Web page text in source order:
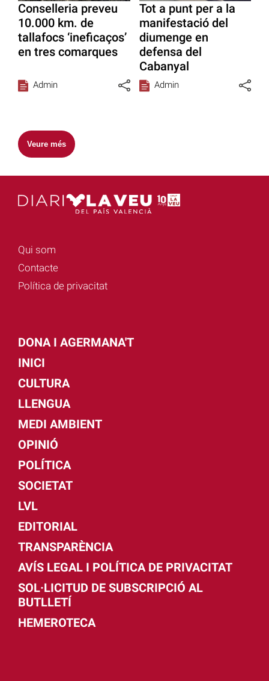
Conselleria preveu
10.000 km. de
tallafocs ‘ineficaços’
en tres comarques
Admin
Tot a punt per a la
manifestació del
diumenge en
defensa del
Cabanyal
Admin
Veure més
Qui som
Contacte
Política de privacitat
DONA I AGERMANA'T
INICI
CULTURA
LLENGUA
MEDI AMBIENT
OPINIÓ
POLÍTICA
SOCIETAT
LVL
EDITORIAL
TRANSPARÈNCIA
AVÍS LEGAL I POLÍTICA DE PRIVACITAT
SOL·LICITUD DE SUBSCRIPCIÓ AL
BUTLLETÍ
HEMEROTECA